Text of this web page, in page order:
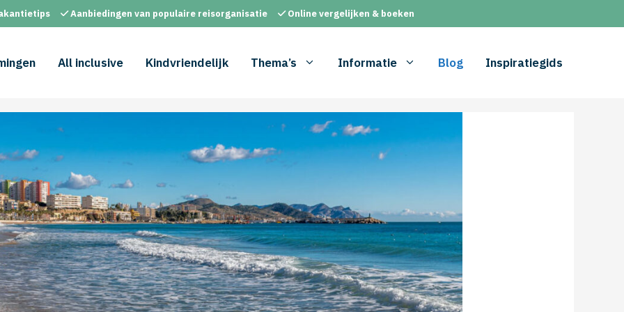
Aanbiedingen van populaire reisorganisatie Online vergelijken & boeken
All inclusive Kindvriendelijk Thema’s Informatie Blog Inspiratiegids